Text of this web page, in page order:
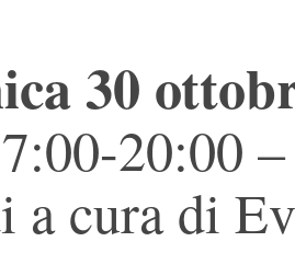
30
20:00
a cura di